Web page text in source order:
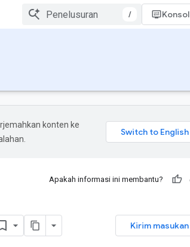
/ Konsol
konten ke
Apakah informasi ini membantu?
Kirim masukan